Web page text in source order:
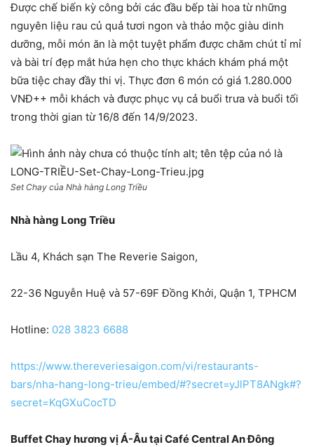
Được chế biến kỳ công bởi các đầu bếp tài hoa từ những
nguyên liệu rau củ quả tươi ngon và thảo mộc giàu dinh
dưỡng, mỗi món ăn là một tuyệt phẩm được chăm chút tỉ mỉ
và bài trí đẹp mắt hứa hẹn cho thực khách khám phá một
bữa tiệc chay đầy thi vị. Thực đơn 6 món có giá 1.280.000
VNĐ++ mỗi khách và được phục vụ cả buổi trưa và buổi tối
trong thời gian từ 16/8 đến 14/9/2023.
Set Chay của Nhà hàng Long Triều
Nhà hàng Long Triều
Lầu 4, Khách sạn The Reverie Saigon,
22-36 Nguyễn Huệ và 57-69F Đồng Khởi, Quận 1, TPHCM
Hotline: 028 3823 6688
https://www.thereveriesaigon.com/vi/restaurants-
bars/nha-hang-long-trieu/embed/#?secret=yJlPT8ANgk#?
secret=KqGXuCocTD
Buffet Chay hương vị Á-Âu tại Café Central An Đông